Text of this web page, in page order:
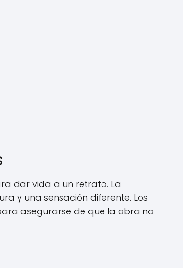
dar vida a un retrato. La
y una sensación diferente. Los
asegurarse de que la obra no